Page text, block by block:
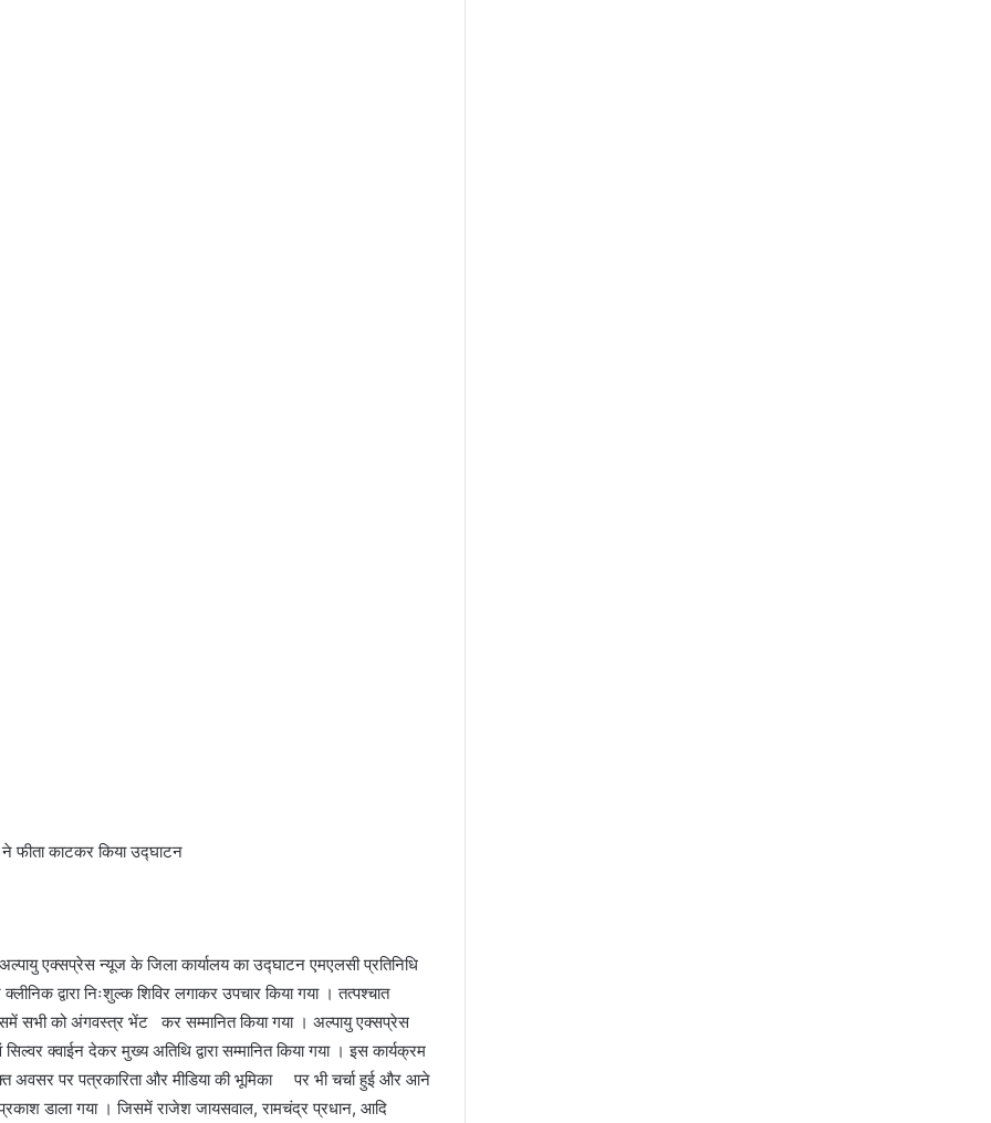
फीता काटकर किया उद्घाटन
एक्सप्रेस न्यूज के जिला कार्यालय का उद्घाटन एमएलसी प्रतिनिधि
द्वारा निःशुल्क शिविर लगाकर उपचार किया गया । तत्पश्चात
सभी को अंगवस्त्र भेंट कर सम्मानित किया गया । अल्पायु एक्सप्रेस
क्वाईन देकर मुख्य अतिथि द्वारा सम्मानित किया गया । इस कार्यक्रम
अवसर पर पत्रकारिता और मीडिया की भूमिका पर भी चर्चा हुई और आने
प्रकाश डाला गया । जिसमें राजेश जायसवाल, रामचंद्र प्रधान, आदि